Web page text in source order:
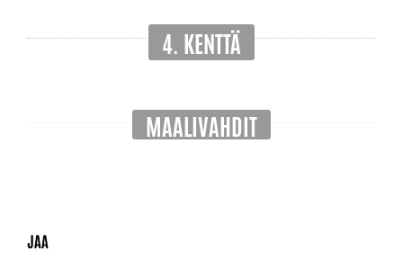
4. KENTTÄ
MAALIVAHDIT